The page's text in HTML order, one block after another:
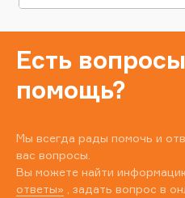
Есть
помощь?
Мы всегда рады помочь и
вас вопросы.
Вы можете найти
ответы» , задать вопрос в